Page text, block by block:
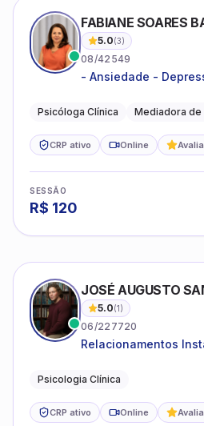
FABIANE SOARES
5.0(3)
08/42549
- Ansiedade -
relacionamentos -
Psicóloga Clínica Mediadora de
CRP ativo Online
SESSÃO
R$ 120
JOSÉ AUGUSTO
5.0(1)
06/227720
Relacionamentos
Psicologia Clínica
CRP ativo Online